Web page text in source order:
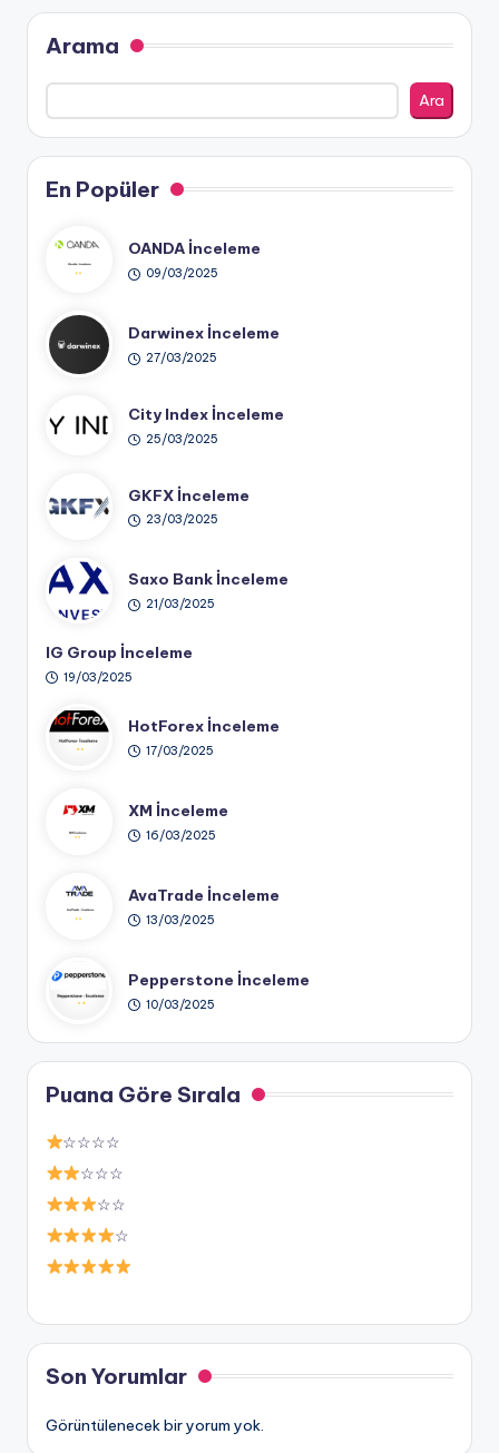
Arama
Ara
En Popüler
OANDA İnceleme
09/03/2025
Darwinex İnceleme
27/03/2025
City Index İnceleme
25/03/2025
GKFX İnceleme
23/03/2025
Saxo Bank İnceleme
21/03/2025
IG Group İnceleme
19/03/2025
HotForex İnceleme
17/03/2025
XM İnceleme
16/03/2025
AvaTrade İnceleme
13/03/2025
Pepperstone İnceleme
10/03/2025
Puana Göre Sırala
☆☆☆☆
☆☆☆
☆☆
☆
Son Yorumlar
Görüntülenecek bir yorum yok.